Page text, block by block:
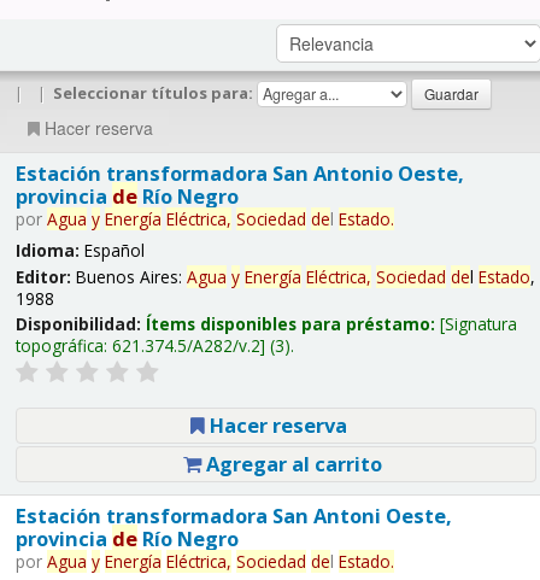
| | Seleccionar títulos para:
Hacer reserva
Estación transformadora San Antonio Oeste,
provincia deRío Negro
por Agua y Energía Eléctrica, Sociedad del Estado.
Idioma: Español
Editor: Buenos Aires: Agua y Energía Eléctrica, Sociedad del Estado,
1988
Disponibilidad: Ítems disponibles para préstamo: Signatura
topográfica: 621.374.5/A282/v.2 (3).
Hacer reserva
Agregar al carrito
Estación transformadora San Antoni Oeste,
provincia deRío Negro
por Agua y Energía Eléctrica, Sociedad del Estado.